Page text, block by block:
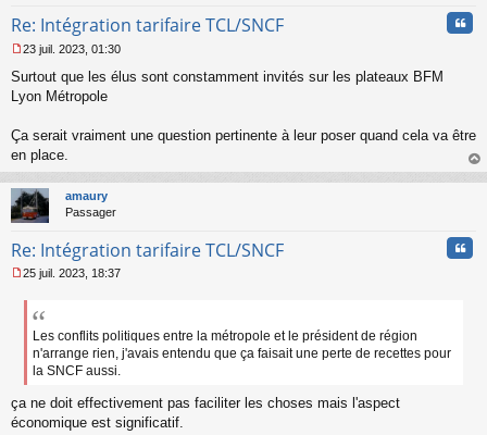
o
l
u
Re: Intégration tarifaire TCL/SNCF
e
s
g
e
n
o
n
l
23 juil. 2023, 01:30
Surtout que les élus sont constamment invités sur les plateaux BFM
Lyon Métropole
Ça serait vraiment une question pertinente à leur poser quand cela va être
en place.
au
amaury
Passager
Re: Intégration tarifaire TCL/SNCF
e
e
n
25 juil. 2023, 18:37
Les conflits politiques entre la métropole et le président de région
n'arrange rien, j'avais entendu que ça faisait une perte de recettes pour
la SNCF aussi.
ça ne doit effectivement pas faciliter les choses mais l'aspect
économique est significatif.